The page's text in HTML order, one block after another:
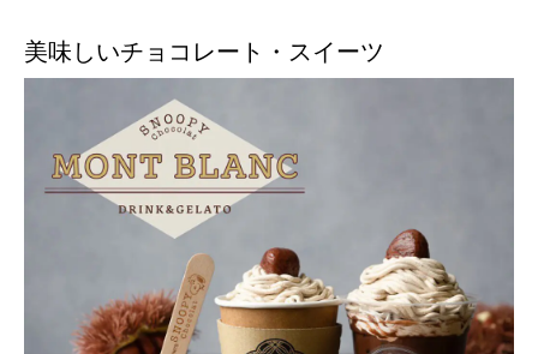
美味しいチョコレート・スイーツ